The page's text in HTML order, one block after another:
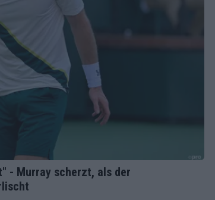
- Murray scherzt, als der